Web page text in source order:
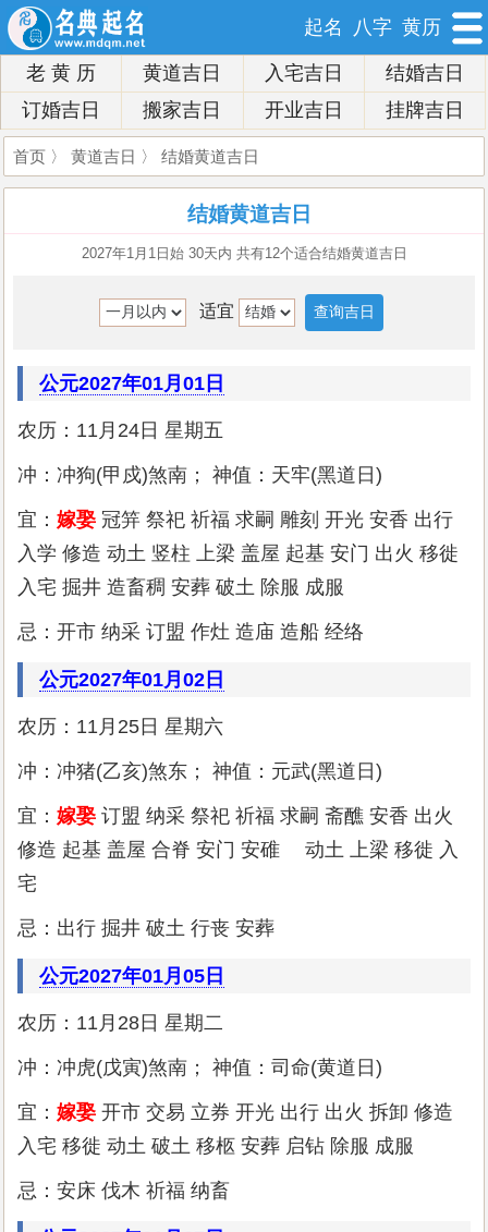
起名 八字 黄历
老 黄 历 黄道吉日 入宅吉日
结婚吉日
订婚吉日
搬家吉日 开业吉日 挂牌吉日
首页 〉 黄道吉日 〉 结婚黄道吉日
结婚黄道吉日
2027年1月1日始 30天内 共有12个适合结婚黄道吉日
适宜
公元2027年01月01日
农历：11月24日 星期五
冲：冲狗(甲戍)煞南； 神值：天牢(黑道日)
宜： 嫁娶 冠笄 祭祀 祈福 求嗣 雕刻 开光 安香 出行
入学 修造 动土 竖柱 上梁 盖屋 起基 安门 出火 移徙
入宅 掘井 造畜稠 安葬 破土 除服 成服
忌：开市 纳采 订盟 作灶 造庙 造船 经络
公元2027年01月02日
农历：11月25日 星期六
冲：冲猪(乙亥)煞东； 神值：元武(黑道日)
宜： 嫁娶 订盟 纳采 祭祀 祈福 求嗣 斋醮 安香 出火
修造 起基 盖屋 合脊 安门 安碓 动土 上梁 移徙 入
宅
忌：出行 掘井 破土 行丧 安葬
公元2027年01月05日
农历：11月28日 星期二
冲：冲虎(戊寅)煞南； 神值：司命(黄道日)
宜： 嫁娶 开市 交易 立券 开光 出行 出火 拆卸 修造
入宅 移徙 动土 破土 移柩 安葬 启钻 除服 成服
忌：安床 伐木 祈福 纳畜